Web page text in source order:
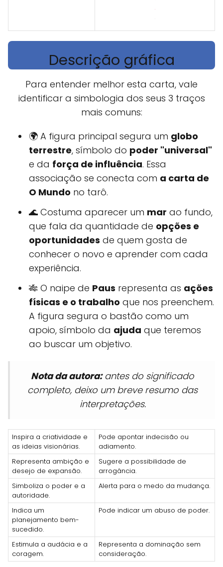
Descrição gráfica
Para entender melhor esta carta, vale
identificar a simbologia dos seus 3 traços
mais comuns:
🌍 A figura principal segura um globo
terrestre, símbolo do poder "universal"
e da força de influência. Essa
associação se conecta com a carta de
O Mundo no tarô.
🌊 Costuma aparecer um mar ao fundo,
que fala da quantidade de opções e
oportunidades de quem gosta de
conhecer o novo e aprender com cada
experiência.
🎋 O naipe de Paus representa as ações
físicas e o trabalho que nos preenchem.
A figura segura o bastão como um
apoio, símbolo da ajuda que teremos
ao buscar um objetivo.
Nota da autora:antes do significado
completo, deixo um breve resumo das
interpretações.
Inspira a criatividade e
as ideias visionárias.
Pode apontar indecisão ou
adiamento.
Representa ambição e
desejo de expansão.
Sugere a possibilidade de
arrogância.
Simboliza o poder e a
autoridade.
Alerta para o medo da mudança.
Indica um
planejamento bem-
sucedido.
Pode indicar um abuso de poder.
Estimula a audácia e a
coragem.
Representa a dominação sem
consideração.